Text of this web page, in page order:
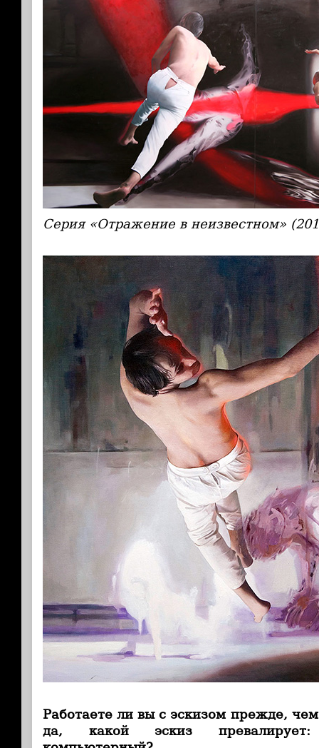
Серия «Отражение в неизвестном»
Работаете ли вы с эскизом прежде,
да, какой эскиз